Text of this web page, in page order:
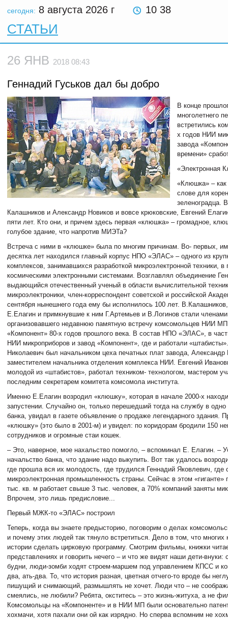
сегодня: 8 августа 2026 г 10:38
СТАТЬИ
26 ЯНВ 2018 08:43
Геннадий Гуськов дал бы добро
В конце
многолетнего
встретились
х годов НИИ
завода
времени»
«Электронная
«Клюшка» – как
слове для
зеленоградца.
Калашников и Александр Новиков и вовсе крюковские, Евгений
пяти лет. Кто они, и причем здесь первая «клюшка» – громадное,
голубое здание, что напротив МИЭТа?
Встреча с ними в «клюшке» была по многим причинам. Во- первых,
десятка лет находился главный корпус НПО «ЭЛАС» – одного из
комплексов, занимавшихся разработкой микроэлектронной техники,
космическими электронными системами. Возглавлял объединение
выдающийся отечественный ученый в области вычислительной
микроэлектроники, член-корреспондент советской и российской
сентября нынешнего года ему бы исполнилось 100 лет.
Е.Елагин и примкнувшие к ним Г.Артемьев и В.Логинов стали
организовавшего недавнюю памятную встречу комсомольцев НИИ
«Компонент» 80-х годов прошлого века. В состав НПО «ЭЛАС», в
НИИ микроприборов и завод «Компонент», где и работали
Николаевич был начальником цеха печатных плат завода,
заместителем начальника отделения комплекса НИИ. Евгений
молодой из «штабистов», работал техником- технологом, мастером
последним секретарем комитета комсомола института.
Именно Е.Елагин возродил «клюшку», которая в начале 2000-х
запустении. Случайно он, только перешедший тогда на службу в одно
банка, увидал в газете объявление о продаже легендарного здания.
«клюшку» (это было в 2001-м) и увидел: по коридорам бродили 150
сотрудников и огромные стаи кошек.
– Это, наверное, мое нахальство помогло, – вспоминал Е. Елагин. –
начальство банка, что здание надо выкупить. Вот так удалось
где прошла вся их молодость, где трудился Геннадий Яковлевич, где
микроэлектронная промышленность страны. Сейчас в этом
тыс. кв. м работает свыше 3 тыс. человек, а 70% компаний заняты
Впрочем, это лишь предисловие...
Первый МЖК-то «ЭЛАС» построил
Теперь, когда вы знаете предысторию, поговорим о делах
и почему этих людей так тянуло встретиться. Дело в том, что многих
истории сделать цирковую программу. Смотрим фильмы, книжки
представлениях и говорить нечего – и что же видят наши дети-внуки:
будни, люди-зомби ходят строем-маршем под управлением КПСС и
два, ать-два. То, что история разная, цветная отчего-то вроде бы
пишущий и снимающий, размышлять не хочет. Люди что – не
смеялись, не любили? Ребята, окститесь – это жизнь-житуха, а не
Комсомольцы на «Компоненте» и в НИИ МП были основательно
хохмачи, хотя пахали они ой как изрядно. Но сперва вспомним не